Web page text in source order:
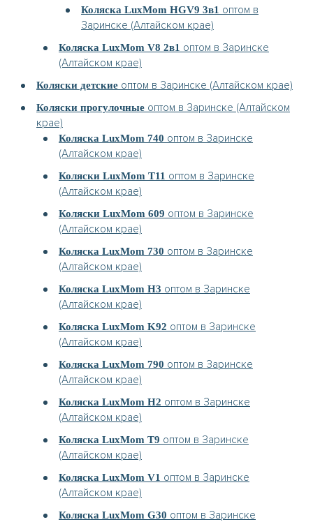
Коляска LuxMom HGV9 3в1 оптом в
Заринске (Алтайском крае)
Коляска LuxMom V8 2в1 оптом в Заринске
(Алтайском крае)
Коляски детские оптом в Заринске (Алтайском крае)
Коляски прогулочные оптом в Заринске (Алтайском
крае)
Коляска LuxMom 740 оптом в Заринске
(Алтайском крае)
Коляски LuxMom T11 оптом в Заринске
(Алтайском крае)
Коляски LuxMom 609 оптом в Заринске
(Алтайском крае)
Коляска LuxMom 730 оптом в Заринске
(Алтайском крае)
Коляска LuxMom H3 оптом в Заринске
(Алтайском крае)
Коляска LuxMom K92 оптом в Заринске
(Алтайском крае)
Коляска LuxMom 790 оптом в Заринске
(Алтайском крае)
Коляска LuxMom H2 оптом в Заринске
(Алтайском крае)
Коляска LuxMom T9 оптом в Заринске
(Алтайском крае)
Коляска LuxMom V1 оптом в Заринске
(Алтайском крае)
Коляска LuxMom G30 оптом в Заринске